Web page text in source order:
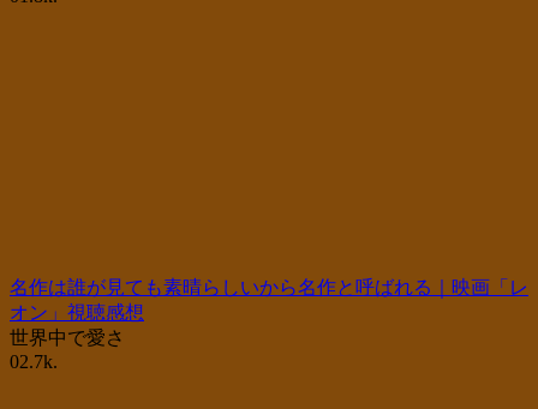
名作は誰が見ても素晴らしいから名作と呼ばれる｜映画「レ
オン」視聴感想
世界中で愛さ
02.7k.